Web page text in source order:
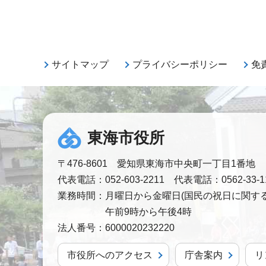
サイトマップ プライバシーポリシー 免
東海市役所
〒476-8601 愛知県東海市中央町一丁目1番地
代表電話：052-603-2211 代表電話：0562-33-
業務時間： 月曜日から金曜日(国民の祝日に関
午前9時から午後4時
法人番号： 6000020232220
市役所へのアクセス 庁舎案内